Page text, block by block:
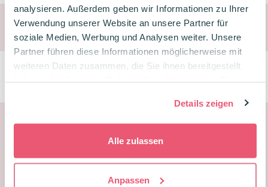
analysieren. Außerdem geben wir Informationen zu Ihrer
Verwendung unserer Website an unsere Partner für
soziale Medien, Werbung und Analysen weiter. Unsere
Partner führen diese Informationen möglicherweise mit
weiteren Daten zusammen, die Sie ihnen bereitgestellt
Details zeigen
Alle zulassen
Anpassen
Wähle deine Aufbewahrung
Rabatt -10% -€1,81